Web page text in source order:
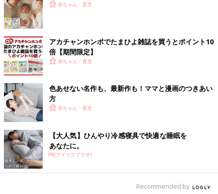
赤ちゃん・育児
アカチャンホンポでたまひよ雑誌を買うとポイント10
倍【期間限定】
赤ちゃん・育児
色あせない名作も、最新作も！ママと漫画のつきあい
方
赤ちゃん・育児
【大人気】ひんやり冷感寝具で快適な睡眠を
あなたに。
PR(アイリスプラザ)
Recommended by